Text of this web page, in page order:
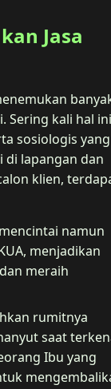
Jasa
Sering kali hal ini
sosiologis yang
lapangan dan
klien,
namun
menjadikan
meraih
rumitnya
saat
Ibu yang